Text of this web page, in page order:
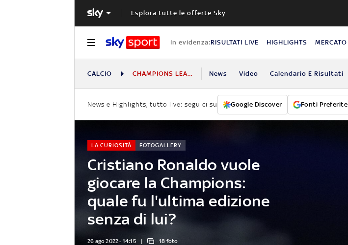
Esplora tutte le offerte Sky
In evidenza:RISULTATI LIVE HIGHLIGHTS MERCATO
CALCIO CHAMPIONS LEAGUE News Video Calendario E Risultati
News e Highlights, tutto live: seguici su Google Discover Fonti Preferite
Cristiano Ronaldo vuole
giocare la Champions:
quale fu l'ultima edizione
senza di lui?
LA CURIOSITÀ FOTOGALLERY
26 ago 2022 - 14:15 18 foto